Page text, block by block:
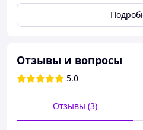
хлопьев. Используется для
всех видов
выступать в качестве
включает набор
витаминов, которые
и здоровье рыб. Благодаря
насыщенный окрас.
Tropical Bio-Vit-
Отзывы и вопросы
5.0
Отзывы (3)